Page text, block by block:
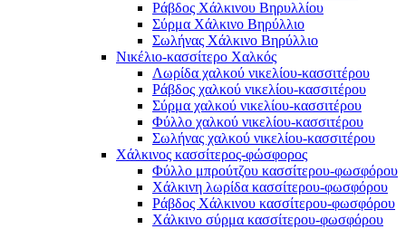
Ράβδος Χάλκινου Βηρυλλίου
Σύρμα Χάλκινο Βηρύλλιο
Σωλήνας Χάλκινο Βηρύλλιο
Νικέλιο-κασσίτερο Χαλκός
Λωρίδα χαλκού νικελίου-κασσιτέρου
Ράβδος χαλκού νικελίου-κασσιτέρου
Σύρμα χαλκού νικελίου-κασσιτέρου
Φύλλο χαλκού νικελίου-κασσιτέρου
Σωλήνας χαλκού νικελίου-κασσιτέρου
Χάλκινος κασσίτερος-φώσφορος
Φύλλο μπρούτζου κασσίτερου-φωσφόρου
Χάλκινη λωρίδα κασσίτερου-φωσφόρου
Ράβδος Χάλκινου κασσίτερου-φωσφόρου
Χάλκινο σύρμα κασσίτερου-φωσφόρου